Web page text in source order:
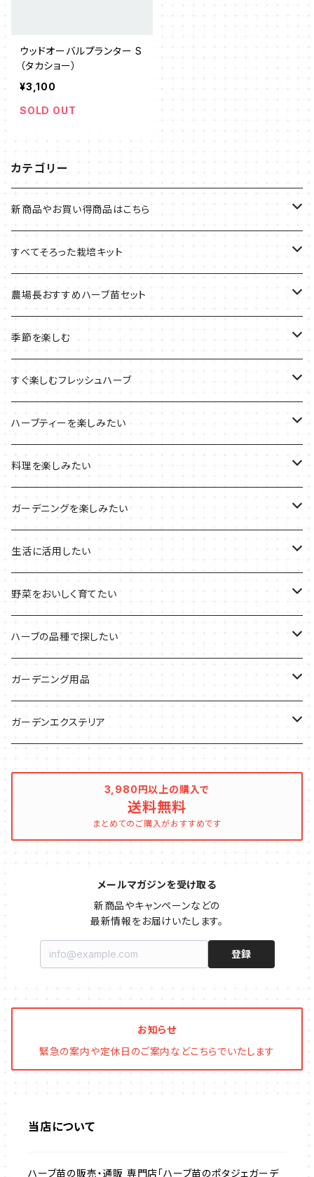
ウッドオーバルプランター S
（タカショー）
¥3,100
SOLD OUT
カテゴリー
新商品やお買い得商品はこちら
今イチオシの商品
季節のおすすめ商品
すべてそろった栽培キット
フェルトプランターの栽培キット
ルーツポーチの栽培キット
ブリキプランターの栽培キット
木製プランターの栽培キット
プラ製プランターの栽培キット
その他のプランターの栽培キット
農場長おすすめハーブ苗セット
農場長おすすめセット
おすすめの寄せ植え
季節を楽しむ
2022年のお正月
2022年の母の日
2021年の敬老の日
2021年のハロウィン
2021年のクリスマス
すぐ楽しむフレッシュハーブ
ハーブミックス
ハーブブーケ
フレッシュハーブ
ハーブティーを楽しみたい
ハーブティーの定番ハーブ
リラックスしたい時に
シャキッとしたい時に
デトックスに
気分で香りを楽しみたい
料理を楽しみたい
料理の定番ハーブ
イタリア料理に
魚料理に
BBQ・肉料理に
サラダに使いたい
秋植えで料理に
ガーデニングを楽しみたい
花を楽しみたい
カラーリーフ
ハーブガーデンづくりに
夏のハーブガーデンに
生活に活用したい
パーティーハーブ
インスタ映えハーブ
虫よけに使いたい
ハーブバスに
野菜をおいしく育てたい
トマトのコンパニオン
ジャガイモのコンパニオン
葉物野菜のコンパニオン
イチゴをおいしく育てたい
ハーブの品種で探したい
ミント・ハーブ苗
バジル・ハーブ苗
ガーデニング用品
その他
樹脂製 / プラ製プランター
ファイバー製プランター
ブリキ製プランター
木製プランター
ガーデンエクステリア
3,980円以上の購入で
送料無料
まとめてのご購入がおすすめです
メールマガジンを受け取る
新商品やキャンペーンなどの
最新情報をお届けいたします。
登録
お知らせ
緊急の案内や定休日のご案内などこちらでいたします
当店について
ハーブ苗の販売・通販 専門店「ハーブ苗のポタジェガーデ